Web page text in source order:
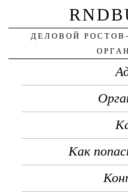
ДЕЛОВОЙ
Как